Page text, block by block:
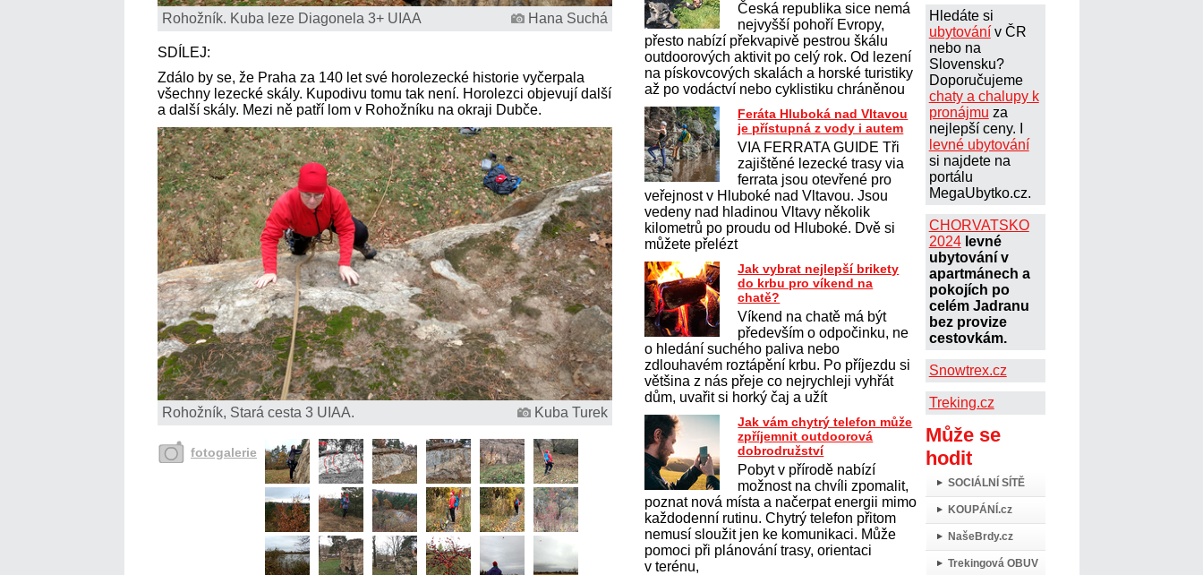
Rohožník. Kuba leze Diagonela 3+ UIAA Hana Suchá
SDÍLEJ:
Zdálo by se, že Praha za 140 let své horolezecké historie vyčerpala
všechny lezecké skály. Kupodivu tomu tak není. Horolezci objevují další
a další skály. Mezi ně patří lom v Rohožníku na okraji Dubče.
Rohožník, Stará cesta 3 UIAA. Kuba Turek
fotogalerie
Hledáte si
ubytovánív ČR
nebo na
Slovensku?
Doporučujeme
chaty a chalupy k
pronájmu za
nejlepší ceny. I
levné ubytování
si najdete na
portálu
MegaUbytko.cz.
CHORVATSKO
2024 levné
ubytování v
apartmánech a
pokojích po
celém Jadranu
bez provize
cestovkám.
Snowtrex.cz
Treking.cz
Může se
hodit
SOCIÁLNÍ SÍTĚ
KOUPÁNÍ.cz
NašeBrdy.cz
Trekingová OBUV
Česká republika sice nemá
nejvyšší pohoří Evropy,
přesto nabízí překvapivě pestrou škálu
outdoorových aktivit po celý rok. Od lezení
na pískovcových skalách a horské turistiky
až po vodáctví nebo cyklistiku chráněnou
Feráta Hluboká nad Vltavou
je přístupná z vody i autem
VIA FERRATA GUIDE Tři
zajištěné lezecké trasy via
ferrata jsou otevřené pro
veřejnost v Hluboké nad Vltavou. Jsou
vedeny nad hladinou Vltavy několik
kilometrů po proudu od Hluboké. Dvě si
můžete přelézt
Jak vybrat nejlepší brikety
do krbu pro víkend na
chatě?
Víkend na chatě má být
především o odpočinku, ne
o hledání suchého paliva nebo
zdlouhavém roztápění krbu. Po příjezdu si
většina z nás přeje co nejrychleji vyhřát
dům, uvařit si horký čaj a užít
Jak vám chytrý telefon může
zpříjemnit outdoorová
dobrodružství
Pobyt v přírodě nabízí
možnost na chvíli zpomalit,
poznat nová místa a načerpat energii mimo
každodenní rutinu. Chytrý telefon přitom
nemusí sloužit jen ke komunikaci. Může
pomoci při plánování trasy, orientaci
v terénu,